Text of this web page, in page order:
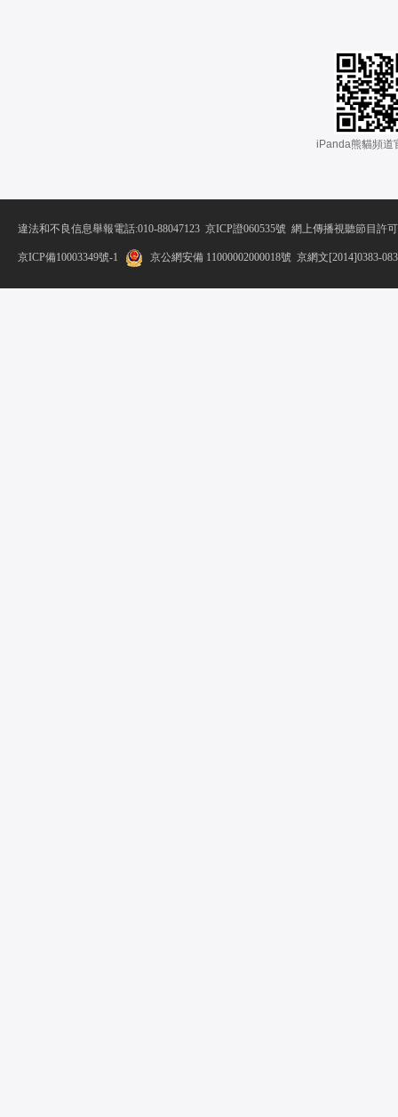
iPanda熊貓頻道
違法和不良信息舉報電話:010-88047123 京ICP證060535號 網上傳播視聽節目許
京ICP備10003349號-1 京公網安備 11000002000018號 京網文[2014]0383-